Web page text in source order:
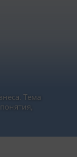
Тема